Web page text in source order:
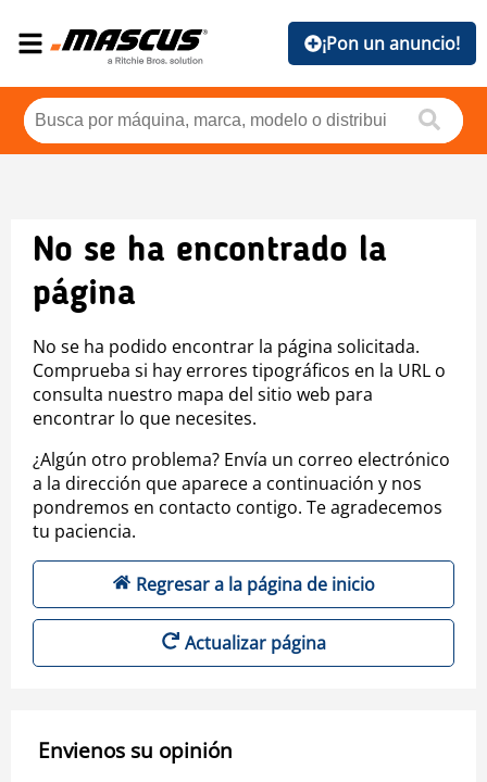
¡Pon un anuncio!
No se ha encontrado la
página
No se ha podido encontrar la página solicitada.
Comprueba si hay errores tipográficos en la URL o
consulta nuestro mapa del sitio web para
encontrar lo que necesites.
¿Algún otro problema? Envía un correo electrónico
a la dirección que aparece a continuación y nos
pondremos en contacto contigo. Te agradecemos
tu paciencia.
Regresar a la página de inicio
Actualizar página
Envienos su opinión